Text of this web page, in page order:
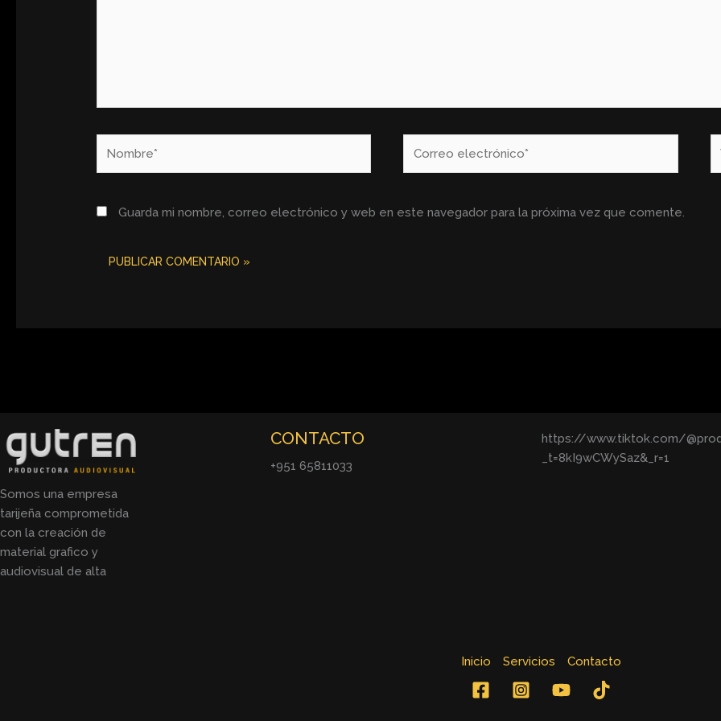
electrónico*
Guarda mi nombre, correo electrónico y web en este navegador para la próxima vez que comente.
Somos una empresa
tarijeña comprometida
con la creación de
material grafico y
audiovisual de alta
CONTACTO
+951 65811033
https://www.tiktok.com/
_t=8kI9wCWySaz&_r=1
Inicio Servicios Contacto